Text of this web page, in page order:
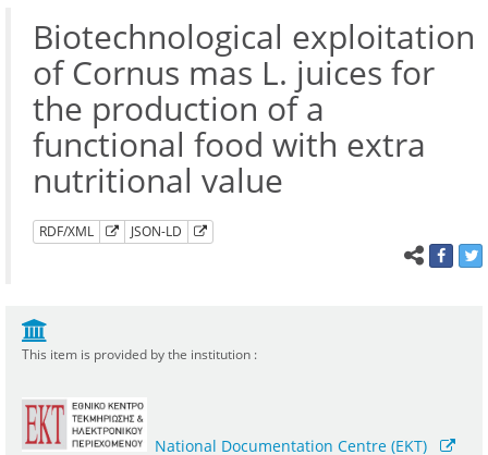
Biotechnological exploitation
of Cornus mas L. juices for
the production of a
functional food with extra
nutritional value
RDF/XML JSON-LD
This item is provided by the institution :
National Documentation Centre (EKT)